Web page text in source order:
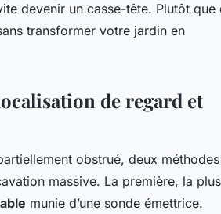
devenir un casse-tête. Plutôt que
transformer votre jardin en
de regard et
obstrué, deux méthodes
massive. La première, la plus
munie d’une sonde émettrice.